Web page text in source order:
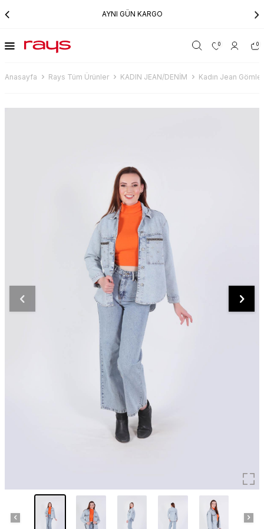
AYNI GÜN KARGO
0 0
Anasayfa Rays Tüm Ürünler KADIN JEAN/DENİM Kadın Jean